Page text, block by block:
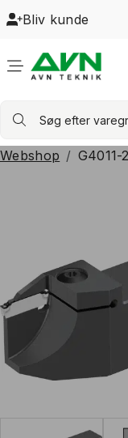
Bliv kunde
Søg efter
Webshop G4011-